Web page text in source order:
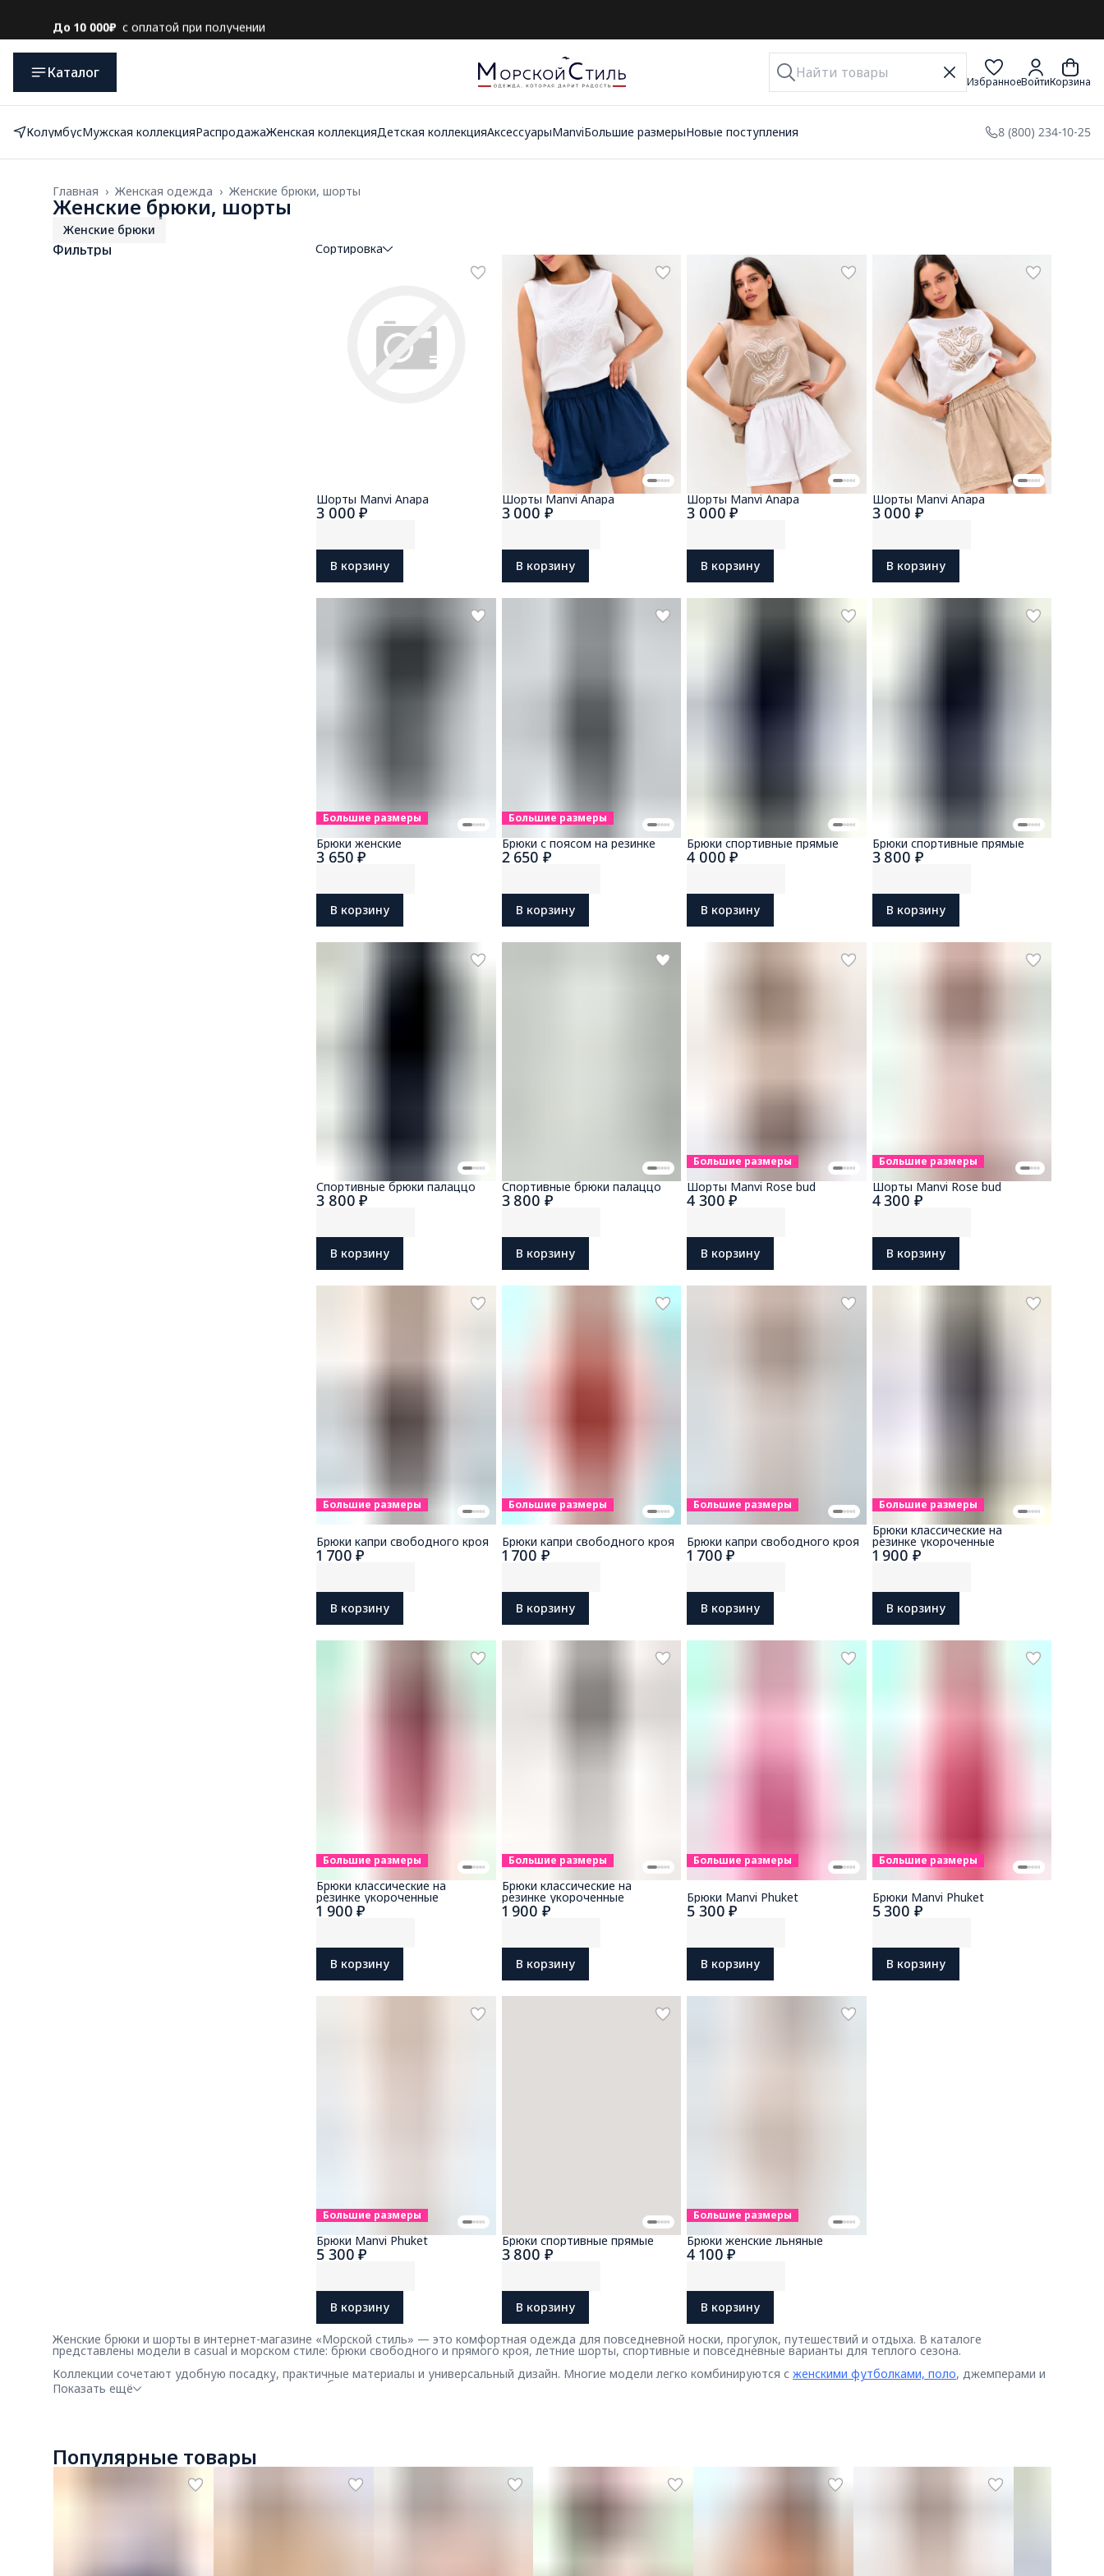
До 10 000₽ с оплатой при получении
Каталог
ИзбранноеВойтиКорзина
КолумбусМужская коллекцияРаспродажаЖенская коллекцияДетская коллекцияАксессуарыManviБольшие размерыНовые поступления 8 (800) 234-10-25
Женские брюки, шорты
Женская одежда ›
Главная ›
Женские брюки, шорты
Женские брюки
Фильтры Сортировка
3 000 ₽
Шорты Manvi Anapa
В корзину
3 000 ₽
Шорты Manvi Anapa
В корзину
3 000 ₽
Шорты Manvi Anapa
В корзину
3 000 ₽
Шорты Manvi Anapa
В корзину
Большие размеры
3 650 ₽
Брюки женские
В корзину
Большие размеры
2 650 ₽
Брюки с поясом на резинке
В корзину
4 000 ₽
Брюки спортивные прямые
В корзину
3 800 ₽
Брюки спортивные прямые
В корзину
3 800 ₽
Спортивные брюки палаццо
В корзину
3 800 ₽
Спортивные брюки палаццо
В корзину
Большие размеры
4 300 ₽
Шорты Manvi Rose bud
В корзину
Большие размеры
4 300 ₽
Шорты Manvi Rose bud
В корзину
Большие размеры
1 700 ₽
Брюки капри свободного кроя
В корзину
Большие размеры
1 700 ₽
Брюки капри свободного кроя
В корзину
Большие размеры
1 700 ₽
Брюки капри свободного кроя
В корзину
Большие размеры
1 900 ₽
Брюки классические на
резинке укороченные
В корзину
Большие размеры
1 900 ₽
Брюки классические на
резинке укороченные
В корзину
Большие размеры
1 900 ₽
Брюки классические на
резинке укороченные
В корзину
Большие размеры
5 300 ₽
Брюки Manvi Phuket
В корзину
Большие размеры
5 300 ₽
Брюки Manvi Phuket
В корзину
Большие размеры
5 300 ₽
Брюки Manvi Phuket
В корзину
3 800 ₽
Брюки спортивные прямые
В корзину
Большие размеры
4 100 ₽
Брюки женские льняные
В корзину
Женские брюки и шорты в интернет-магазине «Морской стиль» — это комфортная одежда для повседневной носки, прогулок, путешествий и отдыха. В каталоге
представлены модели в casual и морском стиле: брюки свободного и прямого кроя, летние шорты, спортивные и повседневные варианты для теплого сезона.
Коллекции сочетают удобную посадку, практичные материалы и универсальный дизайн. Многие модели легко комбинируются с женскими футболками, поло, джемперами и
жилетами, помогая создавать расслабленные образы для города и отдыха у моря.
В ассортименте представлены модели для разных сезонов и сценариев носки:
женские брюки свободного и прямого кроя;
Показать ещё
Популярные товары